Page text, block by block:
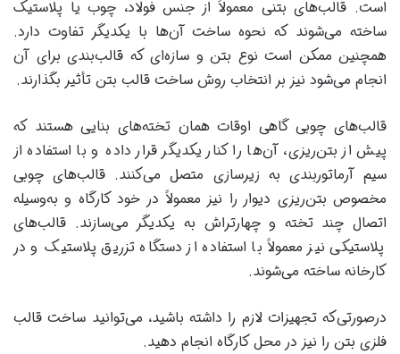
است. قالب‌های بتنی معمولاً از جنس فولاد، چوب یا پلاستیک
ساخته می‌شوند که نحوه ساخت آن‌ها با یکدیگر تفاوت دارد.
همچنین ممکن است نوع بتن و سازه‌ای که قالب‌بندی برای آن
انجام می‌شود نیز بر انتخاب روش ساخت قالب بتن تأثیر بگذارند.
قالب‌های چوبی گاهی اوقات همان تخته‌های بنایی هستند که
پیش از بتن‌ریزی، آن‌ها را کنار یکدیگر قرار داده و با استفاده از
سیم آرماتوربندی به زیرسازی متصل می‌کنند. قالب‌های چوبی
مخصوص بتن‌ریزی دیوار را نیز معمولاً در خود کارگاه و به‌وسیله
اتصال چند تخته و چهارتراش به یکدیگر می‌سازند. قالب‌های
پلاستیکی نیز معمولاً با استفاده از دستگاه تزریق پلاستیک و در
کارخانه ساخته می‌شوند.
درصورتی‌که تجهیزات لازم را داشته باشید، می‌توانید ساخت قالب
فلزی بتن را نیز در محل کارگاه انجام دهید.